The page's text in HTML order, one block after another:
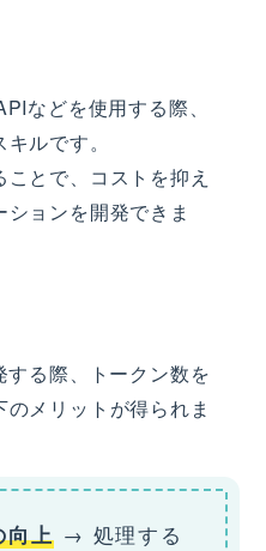
などを使用する際、
ルです。
とで、コストを抑え
ョンを開発できま
る際、トークン数を
メリットが得られま
向上→ 処理する